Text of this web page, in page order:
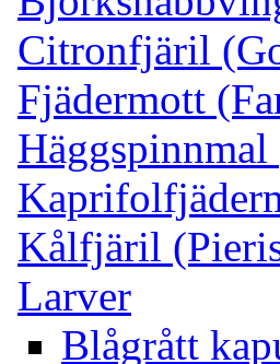
Citronfjäril
Fjädermott
Kålfjäril
Larver
Blågrått